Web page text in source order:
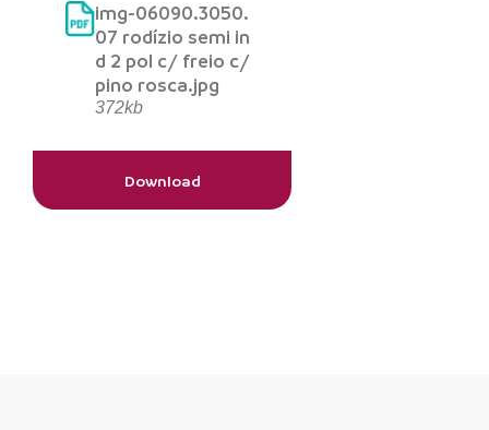
img-06090.3050.
07 rodízio semi in
d 2 pol c/ freio c/
pino rosca.jpg
372kb
Download